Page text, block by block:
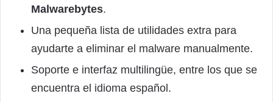
Malwarebytes.
Una pequeña lista de utilidades extra para
ayudarte a eliminar el malware manualmente.
Soporte e interfaz multilingüe, entre los que se
encuentra el idioma español.